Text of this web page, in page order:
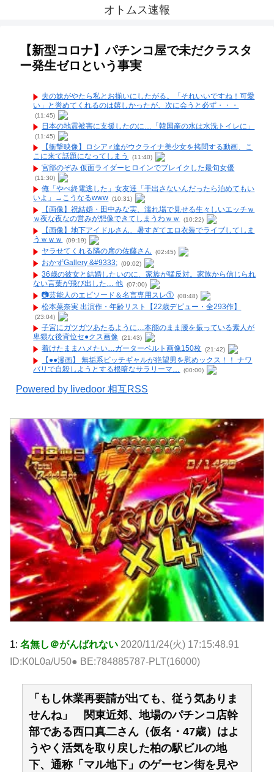
オトムス速報
【新型コロナ】パチンコ屋で未だクラスタ
ー発生ゼロという事実
夫の妹がやたら私とお揃いにしたがる。「それいいですね！可愛
い」と誉めてくれるのは嬉しかったが、次に会うと必ず・・・
(11:45)
日本の地震被害に支援したのに…「韓国産の水は水洗トイレに」
(11:45)
【衝撃映像】ロシア♂達がウクライナ美少女を拷問する動画、こ
こに来て話題になってしまう
(11:40)
宮部のぞみ 仮面ライダーヒロインでブレイクした最旬女優
(11:30)
俺「やべ終電逃した」女友達「手出さないんだったら泊めてもい
いよ」→こうなるwww (10:31)
【画像】祝結婚・田中みな実、濡れ場で見せる生々しいエッチｗ
ｗ夜な夜なの営みが想像できてしまうわｗｗ
(10:22)
【画像】地下アイドルさん、暑すぎてエロ衣装でライブしてしま
うｗｗｗ
(09:19)
ヤラせてくれる隣の席の佐藤さん (02:45)
おかずGallery &#9333; (09:02)
36歳の彼女と結婚したいのに、家族が猛反対。家族から信じられ
ない言葉が飛び出した… 他 (07:00)
📷️芸能人のエピソード＆名言専用スレ① (08:48)
松本菜奈実 出演作・年齢リスト【22歳デビュー・全293作】
(23:04)
子宮にガツガツあたるように…本能のまま腰を振っている素人が
卑猥な後背位セ●クス画像 (21:43)
着けたままハメたい…ガーターベルト画像150枚 (21:42)
【●●漫画】 無垢系ビッチギャルが絶望男を慰めックス！！ ナワ
バリで自殺しようとする根暗なサラリーマ…
(00:00)
Powered by livedoor 相互RSS
1: 名無し＠がんばれない 2020/11/24(火) 17:15:48.91
ID:K0L0a/U50● BE:784885787-PLT(16000)
「もし休業再要請が出ても、従う気ありま
せんね」 関東近郊、地場のパチンコ店幹
部である西口真二さん（仮名・47歳）はよ
うやく活気を取り戻した柏の駅ビルの地
下、通称「マル地下」のゲーセン街を見や